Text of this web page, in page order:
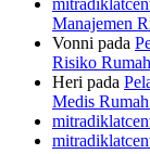
Manajemen
Vonni pada
Risiko
Heri pada
Medis